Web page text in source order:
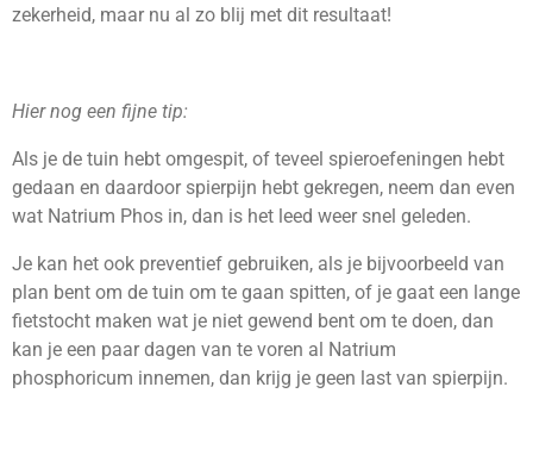
zekerheid, maar nu al zo blij met dit resultaat!
Hier nog een fijne tip:
Als je de tuin hebt omgespit, of teveel spieroefeningen hebt
gedaan en daardoor spierpijn hebt gekregen, neem dan even
wat Natrium Phos in, dan is het leed weer snel geleden.
Je kan het ook preventief gebruiken, als je bijvoorbeeld van
plan bent om de tuin om te gaan spitten, of je gaat een lange
fietstocht maken wat je niet gewend bent om te doen, dan
kan je een paar dagen van te voren al Natrium
phosphoricum innemen, dan krijg je geen last van spierpijn.